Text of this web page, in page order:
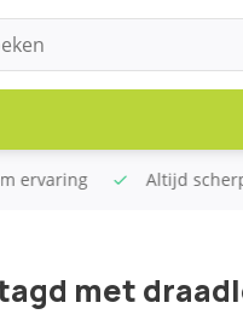
Uitsluitend de beste
met